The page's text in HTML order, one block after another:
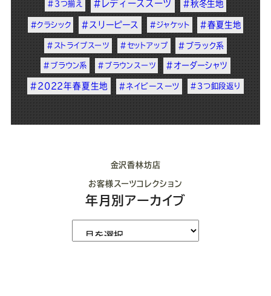
#3つ揃え #レディーススーツ #秋冬生地
#クラシック #スリーピース #ジャケット #春夏生地
#ストライプスーツ #セットアップ #ブラック系
#ブラウン系 #ブラウンスーツ #オーダーシャツ
#2022年春夏生地 #ネイビースーツ #3つ釦段返り
金沢香林坊店
お客様スーツコレクション
年月別アーカイブ